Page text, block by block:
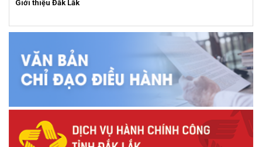
Giới thiệu Đắk Lắk